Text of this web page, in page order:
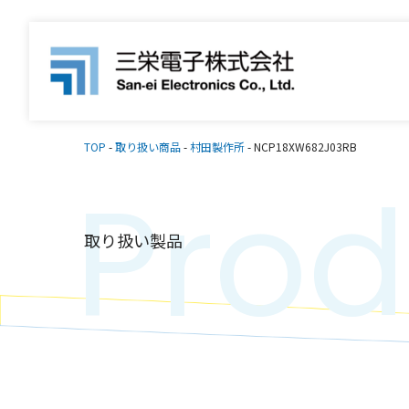
TOP -取り扱い商品-村田製作所-NCP18XW682J03RB
取り扱い製品